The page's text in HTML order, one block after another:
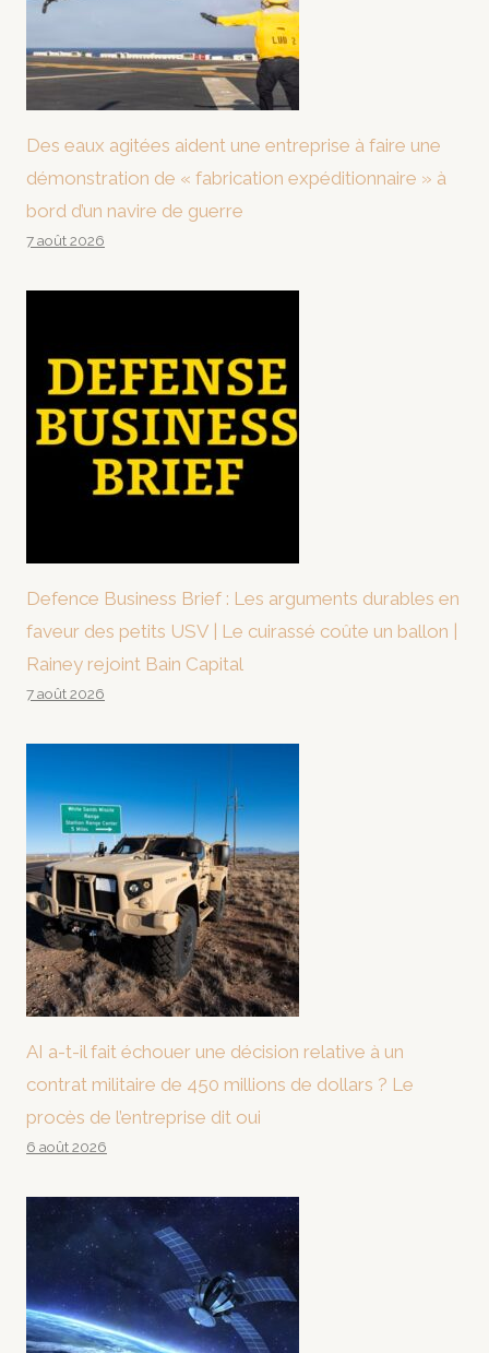
Des eaux agitées aident une entreprise à faire une
démonstration de « fabrication expéditionnaire » à
bord d’un navire de guerre
7 août 2026
Defence Business Brief : Les arguments durables en
faveur des petits USV | Le cuirassé coûte un ballon |
Rainey rejoint Bain Capital
7 août 2026
AI a-t-il fait échouer une décision relative à un
contrat militaire de 450 millions de dollars ? Le
procès de l’entreprise dit oui
6 août 2026